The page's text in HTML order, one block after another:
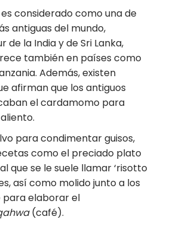
considerado como una de
antiguas del mundo,
de la India y de Sri Lanka,
también en países como
Además, existen
afirman que los antiguos
el cardamomo para
para condimentar guisos,
como el preciado plato
que se le suele llamar ‘risotto
así como molido junto a los
para elaborar el
(café).